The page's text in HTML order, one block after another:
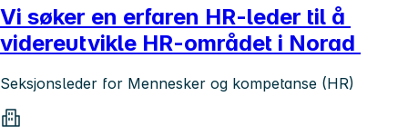
Vi søker en erfaren HR-leder til å
videreutvikle HR-området i Norad
Seksjonsleder for Mennesker og kompetanse (HR)